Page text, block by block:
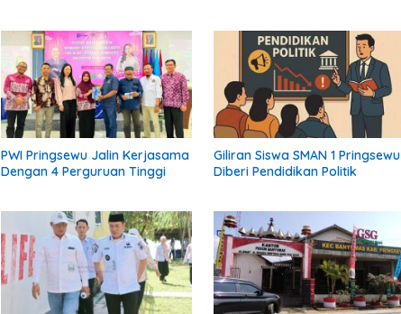
PWI Pringsewu Jalin Kerjasama
Dengan 4 Perguruan Tinggi
Giliran Siswa SMAN 1 Pringsewu
Diberi Pendidikan Politik